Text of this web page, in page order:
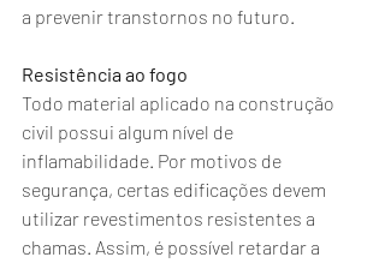
a prevenir transtornos no futuro.
Resistência ao fogo
Todo material aplicado na construção
civil possui algum nível de
inflamabilidade. Por motivos de
segurança, certas edificações devem
utilizar revestimentos resistentes a
chamas. Assim, é possível retardar a